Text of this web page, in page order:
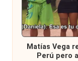
Publicada
en
Matías Vega
Perú pero